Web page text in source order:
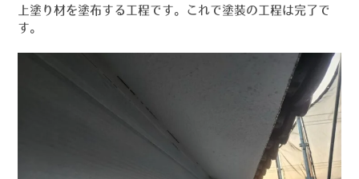
上塗り材を塗布する工程です。これで塗装の工程は完了で
す。